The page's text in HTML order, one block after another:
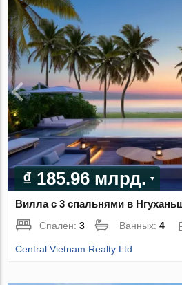
₫ 185.96 млрд.
Вилла с 3 спальнями в
Спален:3 Ванных:4
Central Vietnam Realty Ltd